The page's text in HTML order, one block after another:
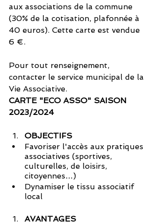
aux associations de la commune
(30% de la cotisation, plafonnée à
40 euros). Cette carte est vendue
6 €.
Pour tout renseignement,
contacter le service municipal de la
Vie Associative.
CARTE "ECO ASSO" SAISON
2023/2024
OBJECTIFS
Favoriser l'accès aux pratiques
associatives (sportives,
culturelles, de loisirs,
citoyennes…)
Dynamiser le tissu associatif
local
AVANTAGES